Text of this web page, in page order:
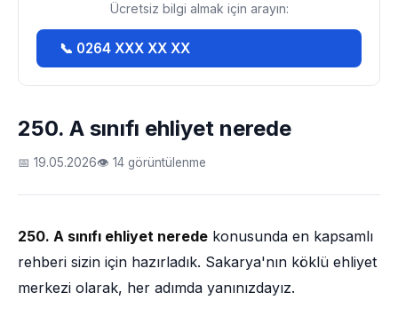
250. A sınıfı ehliyet nerede
📅 19.05.2026👁 14 görüntülenme
250. A sınıfı ehliyet nerede konusunda en kapsamlı
rehberi sizin için hazırladık. Sakarya'nın köklü ehliyet
merkezi olarak, her adımda yanınızdayız.
Ücretsiz bilgi almak için arayın:
📞 0264 XXX XX XX